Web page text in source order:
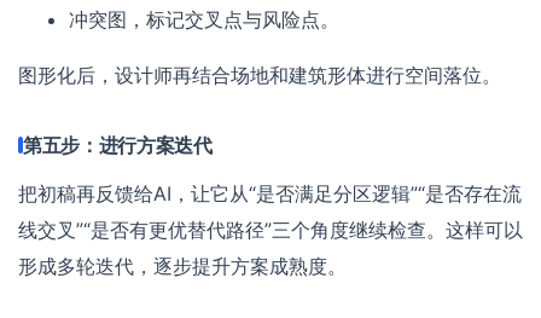
冲突图，标记交叉点与风险点。
图形化后，设计师再结合场地和建筑形体进行空间落位。
第五步：进行方案迭代
把初稿再反馈给AI，让它从“是否满足分区逻辑”“是否存在流
线交叉”“是否有更优替代路径”三个角度继续检查。这样可以
形成多轮迭代，逐步提升方案成熟度。